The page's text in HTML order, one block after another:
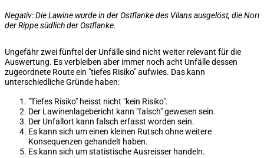
Negativ: Die Lawine wurde in der Ostflanke des Vilans ausgelöst, die
der Rippe südlich der Ostflanke.
Ungefähr zwei fünftel der Unfälle sind nicht weiter relevant für die
Auswertung. Es verbleiben aber immer noch acht Unfälle dessen
zugeordnete Route ein "tiefes Risiko" aufwies. Das kann
unterschiedliche Gründe haben:
"Tiefes Risiko" heisst nicht "kein Risiko".
Der Lawinenlagebericht kann "falsch" gewesen sein.
Der Unfallort kann falsch erfasst worden sein.
Es kann sich um einen kleinen Rutsch ohne weitere
Konsequenzen gehandelt haben.
Es kann sich um statistische Ausreisser handeln.